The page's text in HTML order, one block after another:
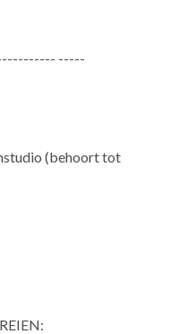
-----
(behoort tot